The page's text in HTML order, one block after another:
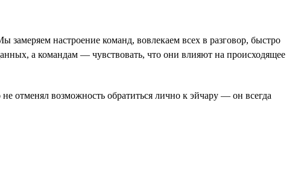
настроение команд, вовлекаем всех в разговор, быстро
а командам — чувствовать, что они влияют на происходящее
отменял возможность обратиться лично к эйчару — он всегда